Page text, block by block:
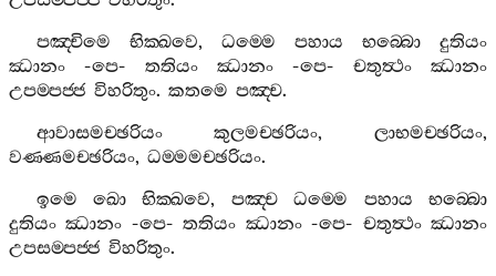
පඤ‍්චිමෙ
භික‍්ඛවෙ, ධම‍්මෙ පහාය භබ‍්බො
දුතියං
ඣානං -පෙ- තතියං ඣානං -පෙ- චතුත්‍ථං
ඣානං
උපම‍්පජ‍්ජ විහරිතුං. කතමෙ පඤ‍්ච.
ආවාසමච‍්ඡරියං
කුලමච‍්ඡරියං, ලාභමච‍්ඡරියං,
වණ‍්ණමච‍්ඡරියං, ධම‍්මමච‍්ඡරියං.
ඉමෙ
ඛො භික‍්ඛවෙ, පඤ‍්ච ධම‍්මෙ පහාය
භබ‍්බො
දුතියං ඣානං -පෙ-තතියං ඣානං-පෙ- චතුත්‍ථං ඣානං
උපසම‍්පජ‍්ජ විහරිතුං.